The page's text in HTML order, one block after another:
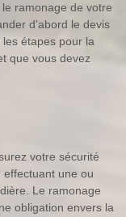
ramonage de votre
d’abord le devis
étapes pour la
que vous devez
votre sécurité
une ou
Le ramonage
obligation envers la